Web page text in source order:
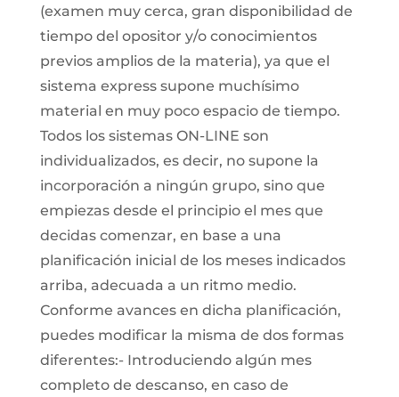
(examen muy cerca, gran disponibilidad de
tiempo del opositor y/o conocimientos
previos amplios de la materia), ya que el
sistema express supone muchísimo
material en muy poco espacio de tiempo.
Todos los sistemas ON-LINE son
individualizados, es decir, no supone la
incorporación a ningún grupo, sino que
empiezas desde el principio el mes que
decidas comenzar, en base a una
planificación inicial de los meses indicados
arriba, adecuada a un ritmo medio.
Conforme avances en dicha planificación,
puedes modificar la misma de dos formas
diferentes:- Introduciendo algún mes
completo de descanso, en caso de